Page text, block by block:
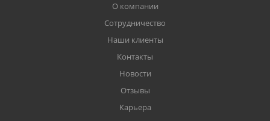
О компании
Сотрудничество
Наши клиенты
Контакты
Новости
Отзывы
Карьера